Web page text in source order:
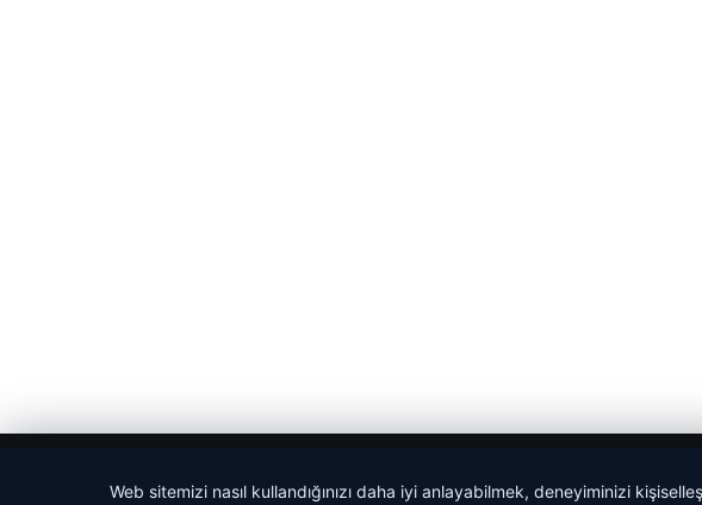
Web sitemizi nasıl kullandığınızı daha iyi anlayabilmek, deneyiminizi